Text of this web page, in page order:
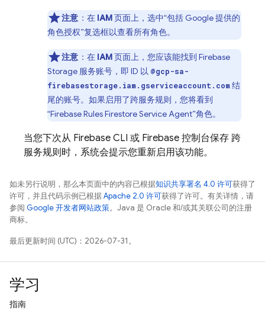
注意 ：在 IAM页面上，选中“包括 Google 提供的
角色授权”复选框以查看所有角色。
注意 ：在 IAM页面上，您应该能找到 Firebase
Storage 服务账号，即 ID 以 @gcp-sa-
firebasestorage.iam.gserviceaccount.com结
尾的账号。如果启用了跨服务规则，您将看到
“Firebase Rules Firestore Service Agent”角色。
当您下次从 Firebase CLI 或 Firebase 控制台保存 跨
服务规则时，系统会提示您重新启用该功能。
如未另行说明，那么本页面中的内容已根据知识共享署名 4.0 许可获得了
许可，并且代码示例已根据Apache 2.0 许可获得了许可。有关详情，请
参阅 Google 开发者网站政策。Java 是 Oracle 和/或其关联公司的注册
商标。
最后更新时间 (UTC)：2026-07-31。
学习
指南